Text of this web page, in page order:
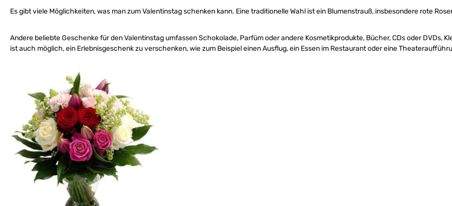
Es gibt viele Möglichkeiten, was man zum Valentinstag schenken kann. Eine traditionelle Wahl ist ein Blumenstrauß, insbesondere rote
Andere beliebte Geschenke für den Valentinstag umfassen Schokolade, Parfüm oder andere Kosmetikprodukte, Bücher, CDs oder DVDs,
ist auch möglich, ein Erlebnisgeschenk zu verschenken, wie zum Beispiel einen Ausflug, ein Essen im Restaurant oder eine